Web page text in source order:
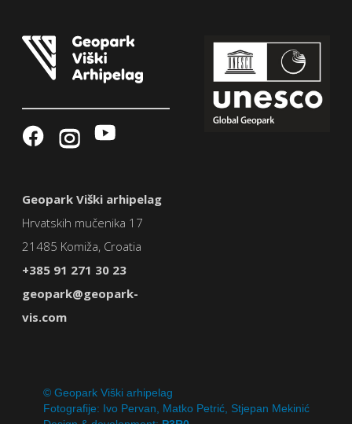
Geopark Viški arhipelag
Hrvatskih mučenika 17
21485 Komiža, Croatia
+385 91 271 30 23
geopark@geopark-
vis.com
© Geopark Viški arhipelag
Fotografije: Ivo Pervan, Matko Petrić, Stjepan Mekinić